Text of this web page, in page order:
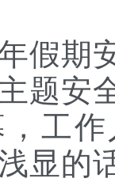
假期
题安
工
显的